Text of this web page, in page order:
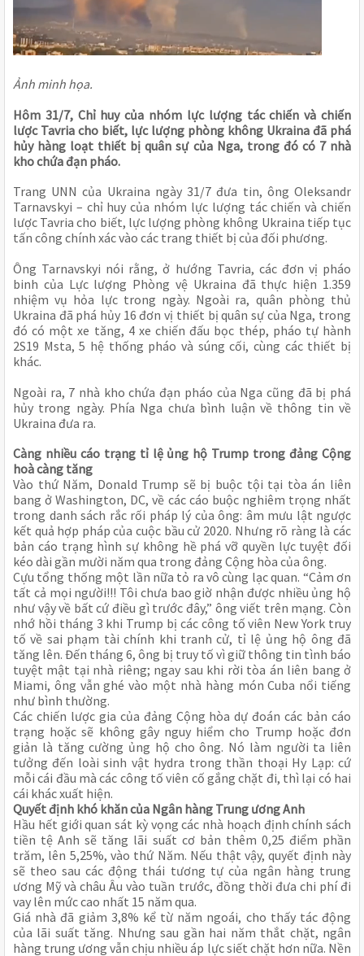
Ảnh minh họa.
Hôm 31/7, Chỉ huy của nhóm lực lượng tác chiến và chiến
lược Tavria cho biết, lực lượng phòng không Ukraina đã phá
hủy hàng loạt thiết bị quân sự của Nga, trong đó có 7 nhà
kho chứa đạn pháo.
Trang UNN của Ukraina ngày 31/7 đưa tin, ông Oleksandr
Tarnavskyi – chỉ huy của nhóm lực lượng tác chiến và chiến
lược Tavria cho biết, lực lượng phòng không Ukraina tiếp tục
tấn công chính xác vào các trang thiết bị của đối phương.
Ông Tarnavskyi nói rằng, ở hướng Tavria, các đơn vị pháo
binh của Lực lượng Phòng vệ Ukraina đã thực hiện 1.359
nhiệm vụ hỏa lực trong ngày. Ngoài ra, quân phòng thủ
Ukraina đã phá hủy 16 đơn vị thiết bị quân sự của Nga, trong
đó có một xe tăng, 4 xe chiến đấu bọc thép, pháo tự hành
2S19 Msta, 5 hệ thống pháo và súng cối, cùng các thiết bị
khác.
Ngoài ra, 7 nhà kho chứa đạn pháo của Nga cũng đã bị phá
hủy trong ngày. Phía Nga chưa bình luận về thông tin về
Ukraina đưa ra.
Càng nhiều cáo trạng tỉ lệ ủng hộ Trump trong đảng Cộng
hoà càng tăng
Vào thứ Năm, Donald Trump sẽ bị buộc tội tại tòa án liên
bang ở Washington, DC, về các cáo buộc nghiêm trọng nhất
trong danh sách rắc rối pháp lý của ông: âm mưu lật ngược
kết quả hợp pháp của cuộc bầu cử 2020. Nhưng rõ ràng là các
bản cáo trạng hình sự không hề phá vỡ quyền lực tuyệt đối
kéo dài gần mười năm qua trong đảng Cộng hòa của ông.
Cựu tổng thống một lần nữa tỏ ra vô cùng lạc quan. “Cảm ơn
tất cả mọi người!!! Tôi chưa bao giờ nhận được nhiều ủng hộ
như vậy về bất cứ điều gì trước đây,” ông viết trên mạng. Còn
nhớ hồi tháng 3 khi Trump bị các công tố viên New York truy
tố về sai phạm tài chính khi tranh cử, tỉ lệ ủng hộ ông đã
tăng lên. Đến tháng 6, ông bị truy tố vì giữ thông tin tình báo
tuyệt mật tại nhà riêng; ngay sau khi rời tòa án liên bang ở
Miami, ông vẫn ghé vào một nhà hàng món Cuba nổi tiếng
như bình thường.
Các chiến lược gia của đảng Cộng hòa dự đoán các bản cáo
trạng hoặc sẽ không gây nguy hiểm cho Trump hoặc đơn
giản là tăng cường ủng hộ cho ông. Nó làm người ta liên
tưởng đến loài sinh vật hydra trong thần thoại Hy Lạp: cứ
mỗi cái đầu mà các công tố viên cố gắng chặt đi, thì lại có hai
cái khác xuất hiện.
Quyết định khó khăn của Ngân hàng Trung ương Anh
Hầu hết giới quan sát kỳ vọng các nhà hoạch định chính sách
tiền tệ Anh sẽ tăng lãi suất cơ bản thêm 0,25 điểm phần
trăm, lên 5,25%, vào thứ Năm. Nếu thật vậy, quyết định này
sẽ theo sau các động thái tương tự của ngân hàng trung
ương Mỹ và châu Âu vào tuần trước, đồng thời đưa chi phí đi
vay lên mức cao nhất 15 năm qua.
Giá nhà đã giảm 3,8% kể từ năm ngoái, cho thấy tác động
của lãi suất tăng. Nhưng sau gần hai năm thắt chặt, ngân
hàng trung ương vẫn chịu nhiều áp lực siết chặt hơn nữa. Nền